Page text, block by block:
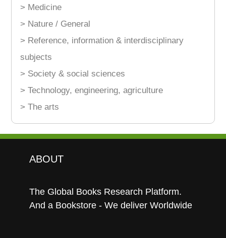
> Medicine
> Nature / General
> Reference, information & interdisciplinary
subjects
> Society & social sciences
> Technology, engineering, agriculture
> The arts
ABOUT
The Global Books Research Platform.
And a Bookstore - We deliver Worldwide